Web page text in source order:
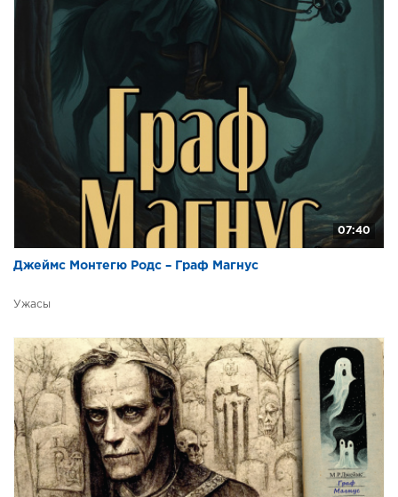
07:40
Джеймс Монтегю Родс – Граф Магнус
Ужасы